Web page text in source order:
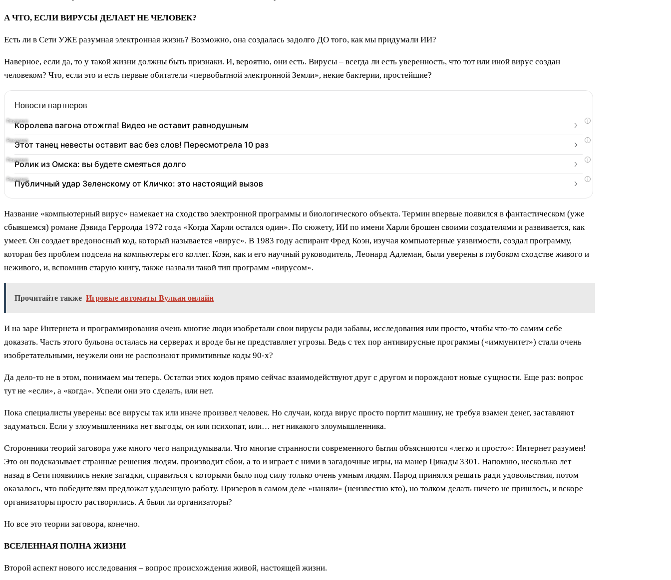
А ЧТО, ЕСЛИ ВИРУСЫ ДЕЛАЕТ НЕ ЧЕЛОВЕК?
Есть ли в Сети УЖЕ разумная электронная жизнь? Возможно, она создалась задолго ДО того, как мы придумали ИИ?
Наверное, если да, то у такой жизни должны быть признаки. И, вероятно, они есть. Вирусы – всегда ли есть уверенность, что тот или иной вирус создан
человеком? Что, если это и есть первые обитатели «первобытной электронной Земли», некие бактерии, простейшие?
Новости партнеров
i
Королева вагона отожгла! Видео не оставит равнодушным
i
Этот танец невесты оставит вас без слов! Пересмотрела 10 раз
i
Ролик из Омска: вы будете смеяться долго
i
Публичный удар Зеленскому от Кличко: это настоящий вызов
Название «компьютерный вирус» намекает на сходство электронной программы и биологического объекта. Термин впервые появился в фантастическом (уже
сбывшемся) романе Дэвида Герролда 1972 года «Когда Харли остался один». По сюжету, ИИ по имени Харли брошен своими создателями и развивается, как
умеет. Он создает вредоносный код, который называется «вирус». В 1983 году аспирант Фред Коэн, изучая компьютерные уязвимости, создал программу,
которая без проблем подсела на компьютеры его коллег. Коэн, как и его научный руководитель, Леонард Адлеман, были уверены в глубоком сходстве живого и
неживого, и, вспомнив старую книгу, также назвали такой тип программ «вирусом».
Прочитайте также Игровые автоматы Вулкан онлайн
И на заре Интернета и программирования очень многие люди изобретали свои вирусы ради забавы, исследования или просто, чтобы что-то самим себе
доказать. Часть этого бульона осталась на серверах и вроде бы не представляет угрозы. Ведь с тех пор антивирусные программы («иммунитет») стали очень
изобретательными, неужели они не распознают примитивные коды 90-х?
Да дело-то не в этом, понимаем мы теперь. Остатки этих кодов прямо сейчас взаимодействуют друг с другом и порождают новые сущности. Еще раз: вопрос
тут не «если», а «когда». Успели они это сделать, или нет.
Пока специалисты уверены: все вирусы так или иначе произвел человек. Но случаи, когда вирус просто портит машину, не требуя взамен денег, заставляют
задуматься. Если у злоумышленника нет выгоды, он или психопат, или… нет никакого злоумышленника.
Сторонники теорий заговора уже много чего напридумывали. Что многие странности современного бытия объясняются «легко и просто»: Интернет разумен!
Это он подсказывает странные решения людям, производит сбои, а то и играет с ними в загадочные игры, на манер Цикады 3301. Напомню, несколько лет
назад в Сети появились некие загадки, справиться с которыми было под силу только очень умным людям. Народ принялся решать ради удовольствия, потом
оказалось, что победителям предложат удаленную работу. Призеров в самом деле «наняли» (неизвестно кто), но толком делать ничего не пришлось, и вскоре
организаторы просто растворились. А были ли организаторы?
Но все это теории заговора, конечно.
ВСЕЛЕННАЯ ПОЛНА ЖИЗНИ
Второй аспект нового исследования – вопрос происхождения живой, настоящей жизни.